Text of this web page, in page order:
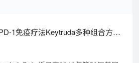
1免疫疗法Keytruda多种组合方案
积极数据